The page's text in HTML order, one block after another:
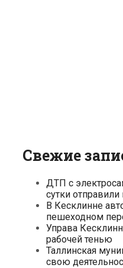
Свежие
ДТП с
сутки
В Кесклинне
пешеходном
Управа
рабочей тенью
Таллинская
свою